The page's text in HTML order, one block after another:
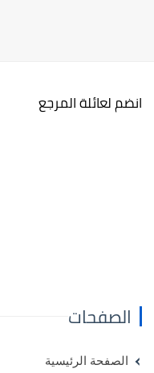
انضم لعائلة المرجع
الصفحات
الصفحة الرئيسية